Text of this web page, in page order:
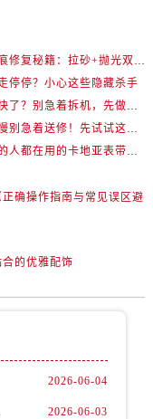
停停？小心这些隐藏杀手
确操作指南与常见误区避
的优雅配饰
2026-06-04
2026-06-03